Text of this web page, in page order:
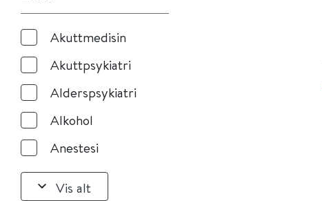
Akuttmedisin
Akuttpsykiatri
Alderspsykiatri
Alkohol
Anestesi
Vis alt